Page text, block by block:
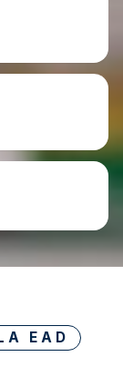
EAD